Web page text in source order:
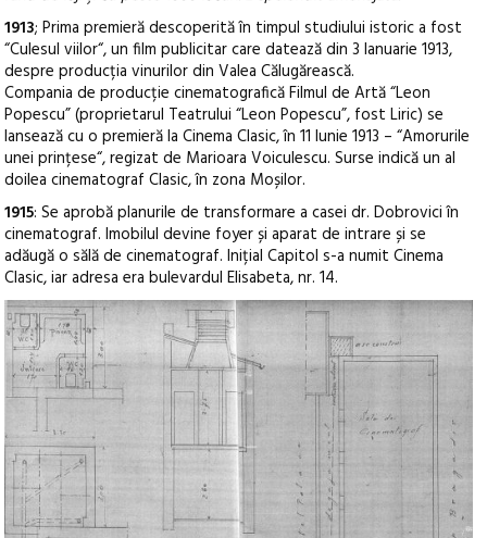
1913; Prima premieră descoperită în timpul studiului istoric a fost
“Culesul viilor“, un film publicitar care datează din 3 Ianuarie 1913,
despre producția vinurilor din Valea Călugărească.
Compania de producție cinematografică Filmul de Artă “Leon
Popescu” (proprietarul Teatrului “Leon Popescu”, fost Liric) se
lansează cu o premieră la Cinema Clasic, în 11 Iunie 1913 – “Amorurile
unei prințese“, regizat de Marioara Voiculescu. Surse indică un al
doilea cinematograf Clasic, în zona Moșilor.
1915: Se aprobă planurile de transformare a casei dr. Dobrovici în
cinematograf. Imobilul devine foyer și aparat de intrare și se
adăugă o sălă de cinematograf. Inițial Capitol s-a numit Cinema
Clasic, iar adresa era bulevardul Elisabeta, nr. 14.